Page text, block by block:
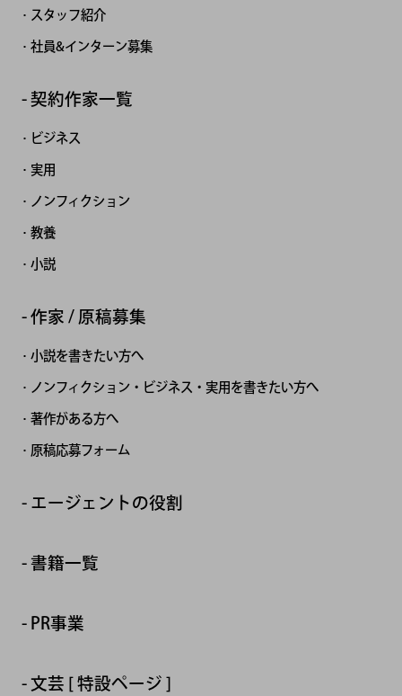
スタッフ紹介
社員&インターン募集
契約作家一覧
ビジネス
実用
ノンフィクション
教養
小説
作家 / 原稿募集
小説を書きたい方へ
ノンフィクション・ビジネス・実用を書きたい方へ
著作がある方へ
原稿応募フォーム
エージェントの役割
書籍一覧
PR事業
文芸 [ 特設ページ ]